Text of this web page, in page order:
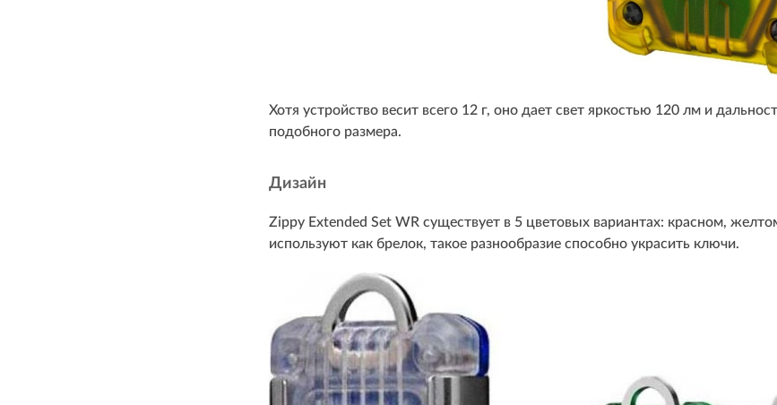
Хотя устройство весит всего 12 г, оно дает свет яркостью 120 лм и
подобного размера.
Дизайн
Zippy Extended Set WR существует в 5 цветовых вариантах: красном,
используют как брелок, такое разнообразие способно украсить ключи.